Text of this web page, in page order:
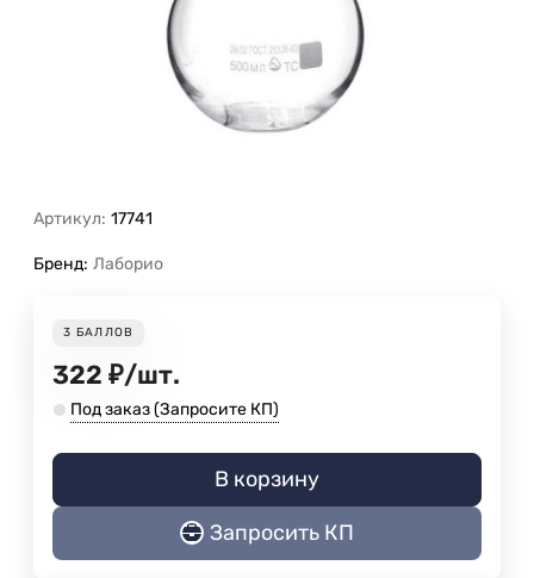
Артикул: 17741
Бренд: Лаборио
3 БАЛЛОВ
322 ₽/шт.
Под заказ (Запросите КП)
В корзину
Запросить КП